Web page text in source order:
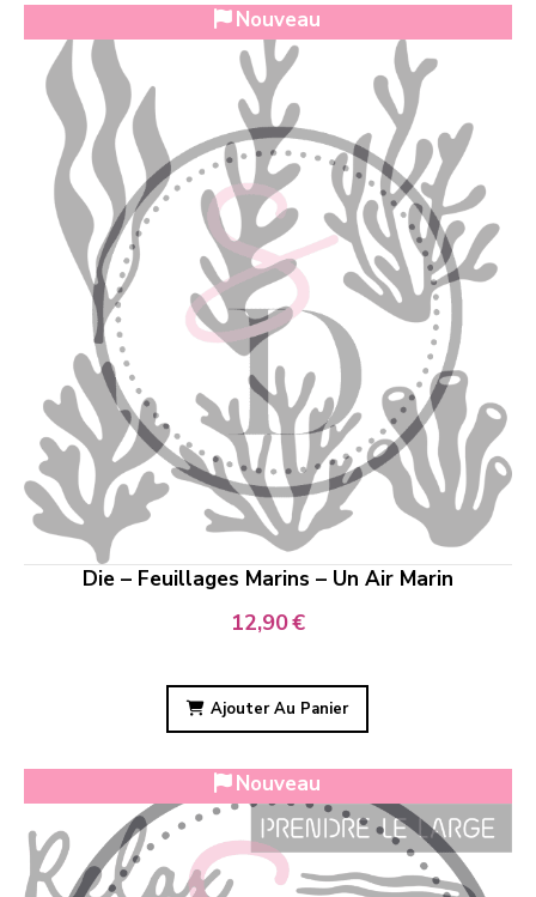
Nouveau
Die – Feuillages Marins – Un Air Marin
12,90€
Ajouter Au Panier
Nouveau